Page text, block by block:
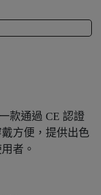
款通過 CE 認證
方便，提供出色
者。